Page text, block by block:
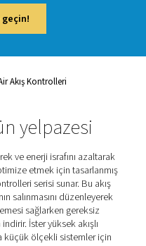
basınçlı hava sisteminin
azaltmak için kritik önem
düzenler ve stabilize
bir besleme sağlar. Bu
ve sızıntılardan
artırır.
geçin!